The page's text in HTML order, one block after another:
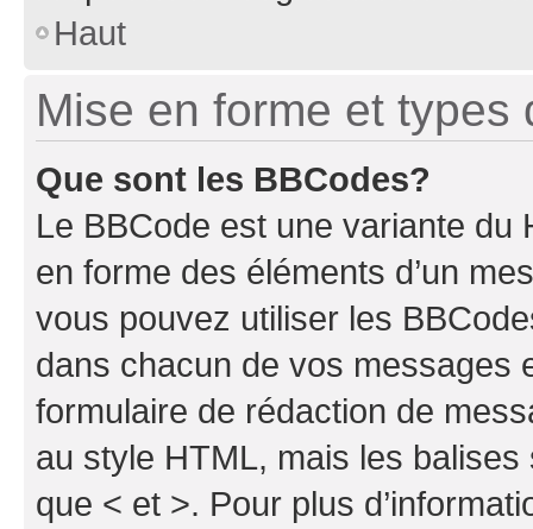
Haut
Mise en forme et types
Que sont les BBCodes?
Le BBCode est une variante du
en forme des éléments d’un
vous pouvez utiliser les
dans chacun de vos messages
formulaire de rédaction de
au style HTML, mais les
que < et >. Pour plus